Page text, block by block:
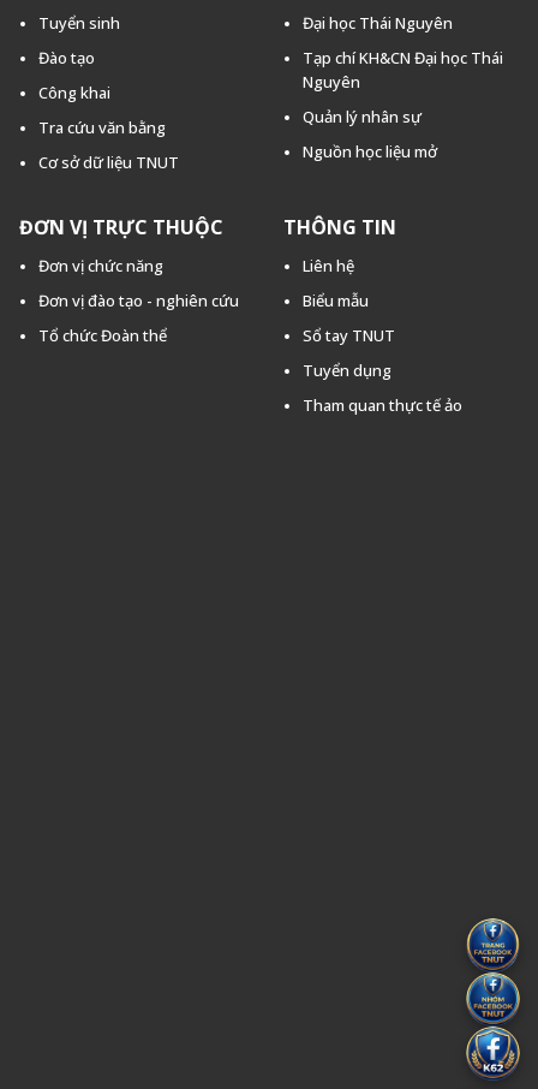
Tuyển sinh
Đào tạo
Công khai
Tra cứu văn bằng
Cơ sở dữ liệu TNUT
Đại học Thái Nguyên
Tạp chí KH&CN Đại học Thái
Nguyên
Quản lý nhân sự
Nguồn học liệu mở
ĐƠN VỊ TRỰC THUỘC
Đơn vị chức năng
Đơn vị đào tạo - nghiên cứu
Tổ chức Đoàn thể
THÔNG TIN
Liên hệ
Biểu mẫu
Sổ tay TNUT
Tuyển dụng
Tham quan thực tế ảo